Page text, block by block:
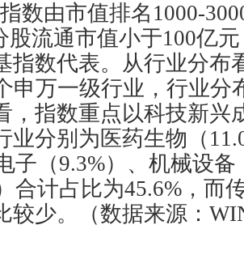
数由市值排名1000-
股流通市值小于100亿
指数代表。从行业分布
申万一级行业，行业分
，指数重点以科技新兴
业分别为医药生物（
子（9.3%）、机械设
合计占比为45.6%，而
较少。（数据来源：